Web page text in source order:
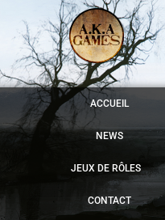
ACCUEIL
NEWS
JEUX DE RÔLES
CONTACT